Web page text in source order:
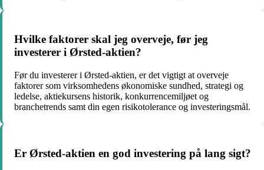
Hvilke faktorer skal jeg overveje, før jeg
investerer i Ørsted-aktien?
Før du investerer i Ørsted-aktien, er det vigtigt at overveje
faktorer som virksomhedens økonomiske sundhed, strategi og
ledelse, aktiekursens historik, konkurrencemiljøet og
branchetrends samt din egen risikotolerance og investeringsmål.
Er Ørsted-aktien en god investering på lang sigt?